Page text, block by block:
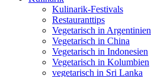
Kulinarik-Festivals
Restauranttips
Vegetarisch in Argentinien
Vegetarisch in China
Vegetarisch in Indonesien
Vegetarisch in Kolumbien
vegetarisch in Sri Lanka